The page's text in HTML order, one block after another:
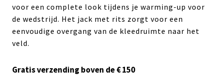
voor een complete look tijdens je warming-up voor
de wedstrijd. Het jack met rits zorgt voor een
eenvoudige overgang van de kleedruimte naar het
veld.
Gratis verzending boven de € 150